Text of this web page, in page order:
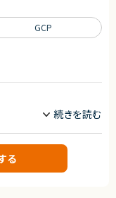
テムでの開発経験
伴うプロジェクトに携わ
円滑に取れる
トにて、既存稼働中のG
ライン非準拠箇所の是
GCP
る